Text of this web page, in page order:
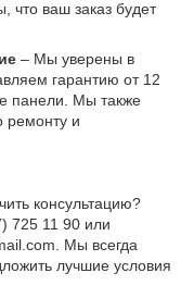
что ваш заказ будет
– Мы уверены в
гарантию от 12
панели. Мы также
ремонту и
консультацию?
725 11 90 или
Мы всегда
лучшие условия